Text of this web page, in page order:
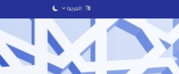
العربية